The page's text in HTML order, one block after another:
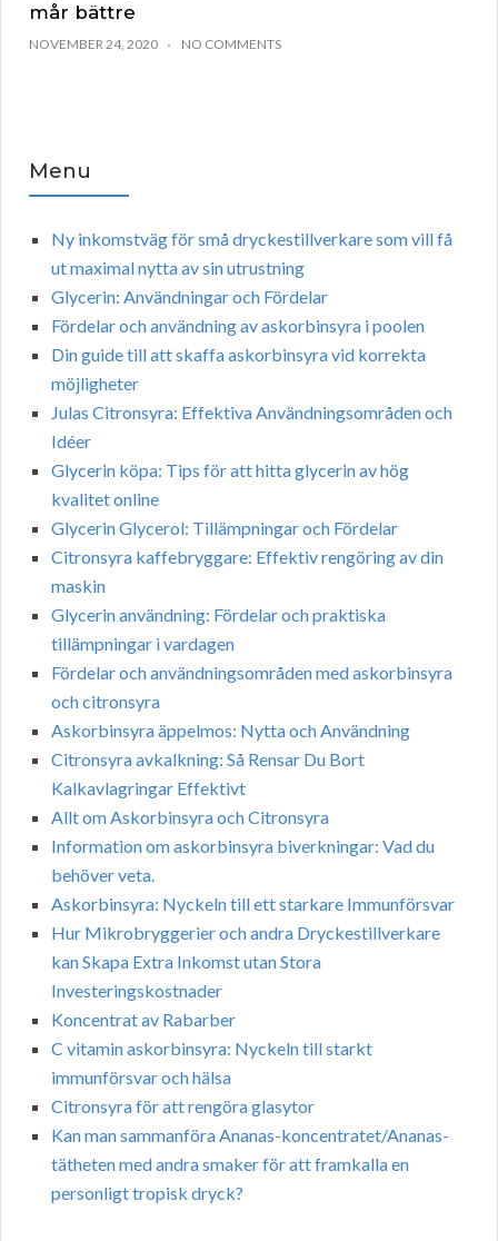
mår bättre
NOVEMBER 24, 2020 NO COMMENTS
Menu
Ny inkomstväg för små dryckestillverkare som vill få
ut maximal nytta av sin utrustning
Glycerin: Användningar och Fördelar
Fördelar och användning av askorbinsyra i poolen
Din guide till att skaffa askorbinsyra vid korrekta
möjligheter
Julas Citronsyra: Effektiva Användningsområden och
Idéer
Glycerin köpa: Tips för att hitta glycerin av hög
kvalitet online
Glycerin Glycerol: Tillämpningar och Fördelar
Citronsyra kaffebryggare: Effektiv rengöring av din
maskin
Glycerin användning: Fördelar och praktiska
tillämpningar i vardagen
Fördelar och användningsområden med askorbinsyra
och citronsyra
Askorbinsyra äppelmos: Nytta och Användning
Citronsyra avkalkning: Så Rensar Du Bort
Kalkavlagringar Effektivt
Allt om Askorbinsyra och Citronsyra
Information om askorbinsyra biverkningar: Vad du
behöver veta.
Askorbinsyra: Nyckeln till ett starkare Immunförsvar
Hur Mikrobryggerier och andra Dryckestillverkare
kan Skapa Extra Inkomst utan Stora
Investeringskostnader
Koncentrat av Rabarber
C vitamin askorbinsyra: Nyckeln till starkt
immunförsvar och hälsa
Citronsyra för att rengöra glasytor
Kan man sammanföra Ananas-koncentratet/Ananas-
tätheten med andra smaker för att framkalla en
personligt tropisk dryck?